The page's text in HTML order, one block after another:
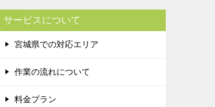
サービスについて
宮城県での対応エリア
作業の流れについて
料金プラン